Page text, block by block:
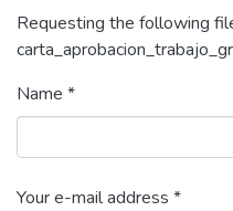
Requesting the following
Name *
Your e-mail address *